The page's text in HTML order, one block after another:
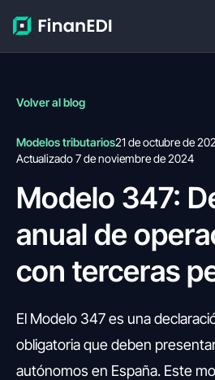
Volver al blog
Modelos tributarios21 de octubre de
Actualizado 7 de noviembre de 2024
Modelo 347:
anual de
con terceras
El Modelo 347 es una
obligatoria que deben
autónomos en España. Este